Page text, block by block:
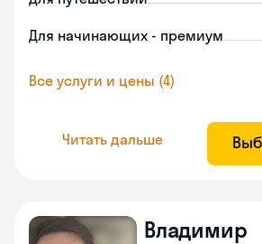
Для начинающих - премиум
Все услуги и цены (4)
Читать дальше
Владимир